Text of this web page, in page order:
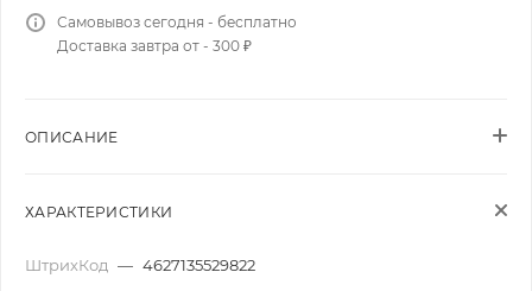
Самовывоз сегодня - бесплатно
Доставка завтра от - 300 ₽
ОПИСАНИЕ
ХАРАКТЕРИСТИКИ
ШтрихКод — 4627135529822